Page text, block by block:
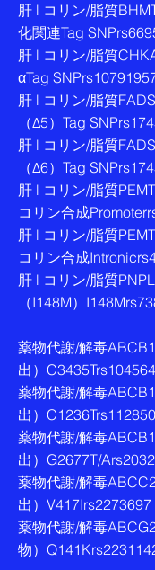
肝 l コリン/脂質
化関連Tag
肝 l コリン/脂質
αTag
肝 l コリン/脂質
（Δ5）Tag
肝 l コリン/脂質
（Δ6）Tag
肝 l コリン/脂質
コリン合成
肝 l コリン/脂質
コリン合成
肝 l コリン/脂質
（I148M）
薬物代謝/解毒
出）
薬物代謝/解毒
出）
薬物代謝/解毒
出）G2677T/
薬物代謝/解毒
出）V417Irs2273697
薬物代謝/解毒
物）